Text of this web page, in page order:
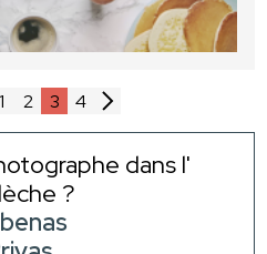
1 2 3 4
dans l'
?